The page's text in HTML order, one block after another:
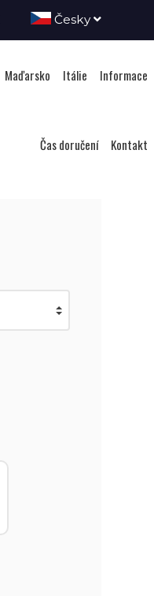
Česky
Maďarsko Itálie Informace
Čas doručení Kontakt